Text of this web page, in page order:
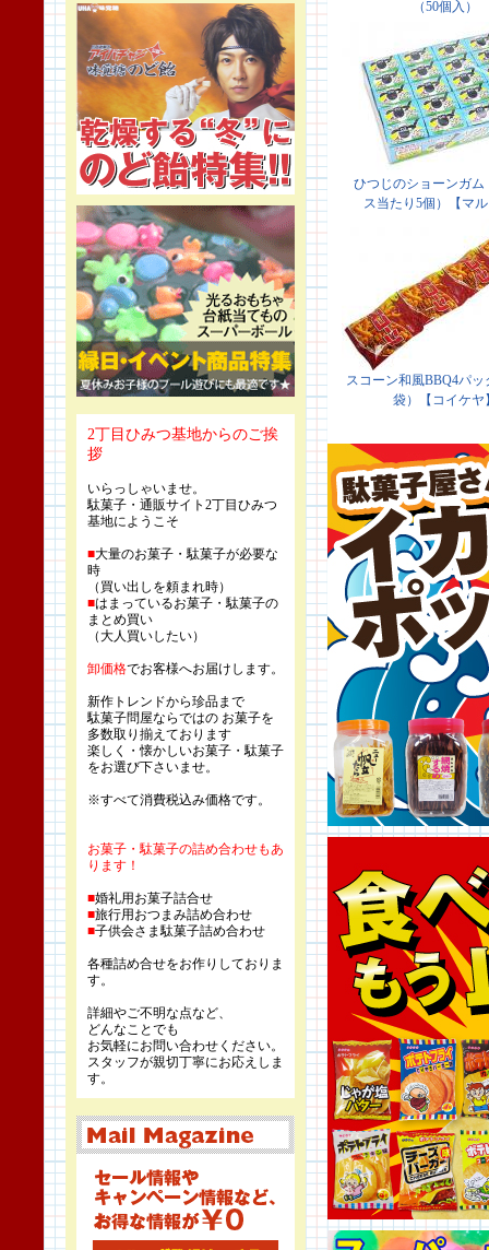
2丁目ひみつ基地からのご挨
拶
いらっしゃいませ。
駄菓子・通販サイト2丁目ひみつ
基地にようこそ
■大量のお菓子・駄菓子が必要な
時
（買い出しを頼まれ時）
■はまっているお菓子・駄菓子の
まとめ買い
（大人買いしたい）
卸価格でお客様へお届けします。
新作トレンドから珍品まで
駄菓子問屋ならではの お菓子を
多数取り揃えております
楽しく・懐かしいお菓子・駄菓子
をお選び下さいませ。
※すべて消費税込み価格です。
お菓子・駄菓子の詰め合わせもあ
ります！
■婚礼用お菓子詰合せ
■旅行用おつまみ詰め合わせ
■子供会さま駄菓子詰め合わせ
各種詰め合せをお作りしておりま
す。
詳細やご不明な点など、
どんなことでも
お気軽にお問い合わせください。
スタッフが親切丁寧にお応えしま
す。